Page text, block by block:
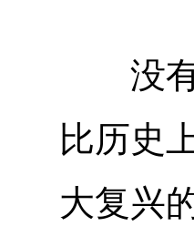
没有
比历史
大复兴